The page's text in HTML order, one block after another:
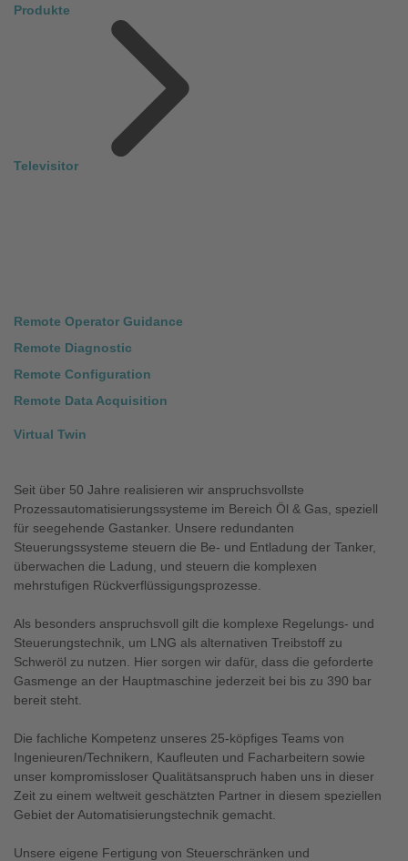
Produkte
Televisitor
Remote Operator Guidance
Remote Diagnostic
Remote Configuration
Remote Data Acquisition
Virtual Twin
Seit über 50 Jahre realisieren wir anspruchsvollste
Prozessautomatisierungssysteme im Bereich Öl & Gas, speziell
für seegehende Gastanker. Unsere redundanten
Steuerungssysteme steuern die Be- und Entladung der Tanker,
überwachen die Ladung, und steuern die komplexen
mehrstufigen Rückverflüssigungsprozesse.
Als besonders anspruchsvoll gilt die komplexe Regelungs- und
Steuerungstechnik, um LNG als alternativen Treibstoff zu
Schweröl zu nutzen. Hier sorgen wir dafür, dass die geforderte
Gasmenge an der Hauptmaschine jederzeit bei bis zu 390 bar
bereit steht.
Die fachliche Kompetenz unseres 25-köpfiges Teams von
Ingenieuren/Technikern, Kaufleuten und Facharbeitern sowie
unser kompromissloser Qualitätsanspruch haben uns in dieser
Zeit zu einem weltweit geschätzten Partner in diesem speziellen
Gebiet der Automatisierungstechnik gemacht.
Unsere eigene Fertigung von Steuerschränken und